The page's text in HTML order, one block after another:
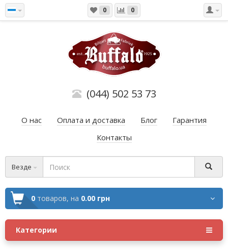
0 0
(044) 502 53 73
О нас Оплата и доставка Блог
Гарантия
Контакты
Везде
0 товаров, на 0.00 грн
Категории